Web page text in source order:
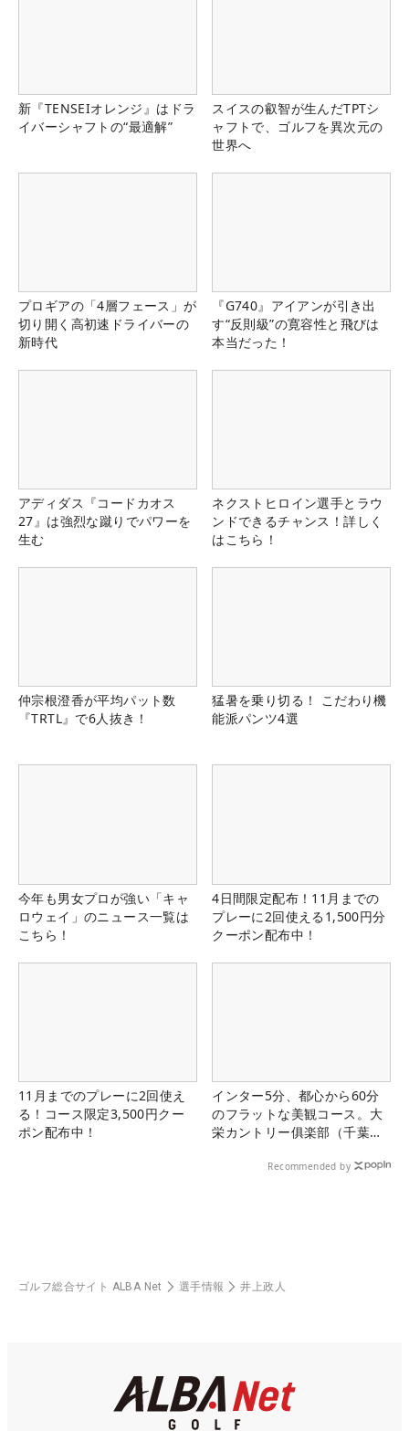
新『TENSEIオレンジ』はドラ
イバーシャフトの“最適解”
スイスの叡智が生んだTPTシ
ャフトで、ゴルフを異次元の
世界へ
プロギアの「4層フェース」が
切り開く高初速ドライバーの
新時代
『G740』アイアンが引き出
す“反則級”の寛容性と飛びは
本当だった！
アディダス『コードカオス
27』は強烈な蹴りでパワーを
生む
ネクストヒロイン選手とラウ
ンドできるチャンス！詳しく
はこちら！
仲宗根澄香が平均パット数
『TRTL』で6人抜き！
猛暑を乗り切る！ こだわり機
能派パンツ4選
今年も男女プロが強い「キャ
ロウェイ」のニュース一覧は
こちら！
4日間限定配布！11月までの
プレーに2回使える1,500円分
クーポン配布中！
11月までのプレーに2回使え
る！コース限定3,500円クー
ポン配布中！
インター5分、都心から60分
のフラットな美観コース。大
栄カントリー俱楽部（千葉
Recommended by
ゴルフ総合サイト ALBA Net 選手情報 井上政人